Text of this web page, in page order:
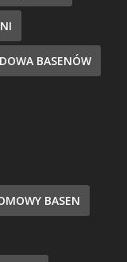
BASENÓW
BASEN